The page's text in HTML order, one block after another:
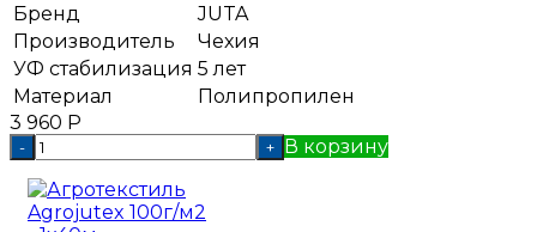
Бренд
JUTA
Производитель
Чехия
УФ стабилизация 5 лет
Материал
Полипропилен
3 960 Р
- + В корзину